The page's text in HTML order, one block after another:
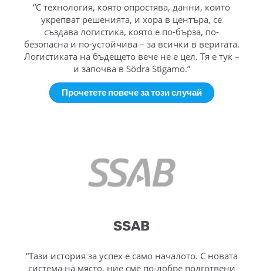
“С технология, която опростява, данни, които
укрепват решенията, и хора в центъра, се
създава логистика, която е по-бърза, по-
безопасна и по-устойчива – за всички в веригата.
Логистиката на бъдещето вече не е цел. Тя е тук –
и започва в Södra Stigamo.”
Прочетете повече за този случай
SSAB
“Тази история за успех е само началото. С новата
система на място, ние сме по-добре подготвени